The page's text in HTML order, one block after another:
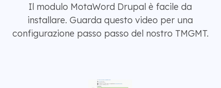
Il modulo MotaWord Drupal è facile da
installare. Guarda questo video per una
configurazione passo passo del nostro TMGMT.